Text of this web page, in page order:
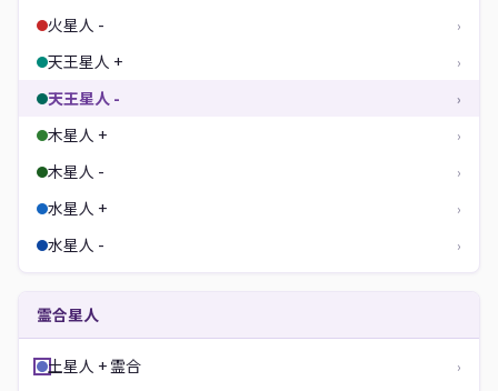
火星人 - ›
天王星人 + ›
天王星人 - ›
木星人 + ›
木星人 - ›
水星人 + ›
水星人 - ›
霊合星人
土星人 + 霊合 ›